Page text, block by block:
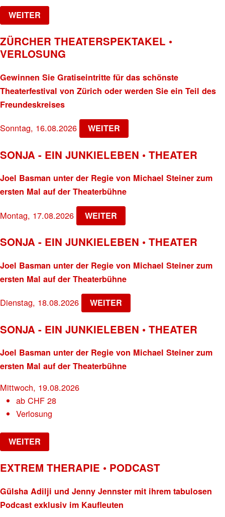
WEITER
ZÜRCHER THEATERSPEKTAKEL •
VERLOSUNG
Gewinnen Sie Gratiseintritte für das schönste
Theaterfestival von Zürich oder werden Sie ein Teil des
Freundeskreises
Sonntag, 16.08.2026 WEITER
SONJA - EIN JUNKIELEBEN • THEATER
Joel Basman unter der Regie von Michael Steiner zum
ersten Mal auf der Theaterbühne
Montag, 17.08.2026 WEITER
SONJA - EIN JUNKIELEBEN • THEATER
Joel Basman unter der Regie von Michael Steiner zum
ersten Mal auf der Theaterbühne
Dienstag, 18.08.2026 WEITER
SONJA - EIN JUNKIELEBEN • THEATER
Joel Basman unter der Regie von Michael Steiner zum
ersten Mal auf der Theaterbühne
Mittwoch, 19.08.2026
abCHF 28
Verlosung
WEITER
EXTREM THERAPIE • PODCAST
Gülsha Adilji und Jenny Jennster mit ihrem tabulosen
Podcast exklusiv im Kaufleuten